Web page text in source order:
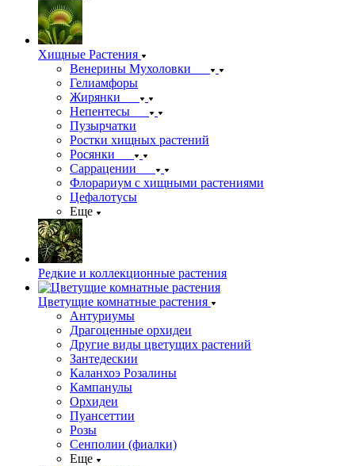
Хищные Растения
Венерины Мухоловки
Гелиамфоры
Жирянки
Непентесы
Пузырчатки
Ростки хищных растений
Росянки
Саррацении
Флорариум с хищными растениями
Цефалотусы
Еще
Редкие и коллекционные растения
Цветущие комнатные растения
Антуриумы
Драгоценные орхидеи
Другие виды цветущих растений
Зантедескии
Каланхоэ Розалины
Кампанулы
Орхидеи
Пуансеттии
Розы
Сенполии (фиалки)
Еще